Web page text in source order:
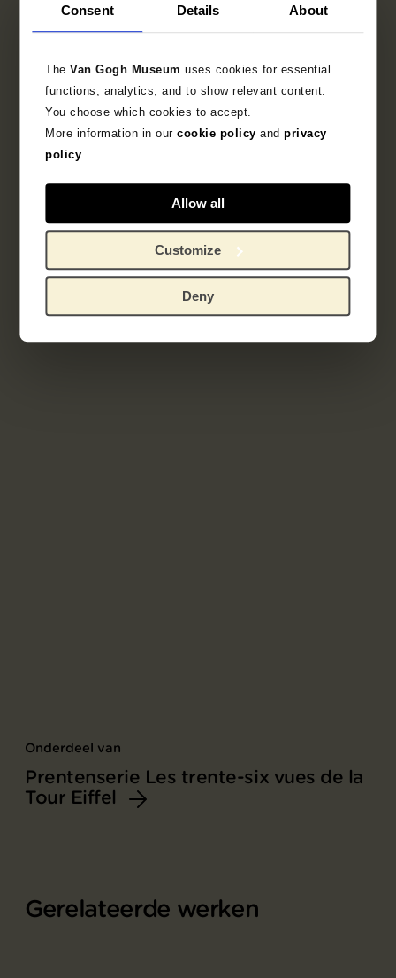
Consent Details About
TheVan Gogh Museumuses cookies for essential
functions, analytics, and to show relevant content.
You choose which cookies to accept.
More information in ourcookie policy andprivacy
policy
Allow all
Customize
Deny
Franse prentkunst 1850-1905
Ontdek de bijzondere verzameling Franse prenten
uit het fin-de-siècle.
Onderdeel van
Prentenserie Les trente-six vues de la
Tour Eiffel
Gerelateerde werken